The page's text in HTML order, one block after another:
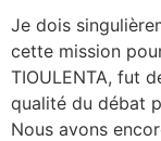
Je dois
cette mission
TIOULENTA, fut
qualité du débat
Nous avons